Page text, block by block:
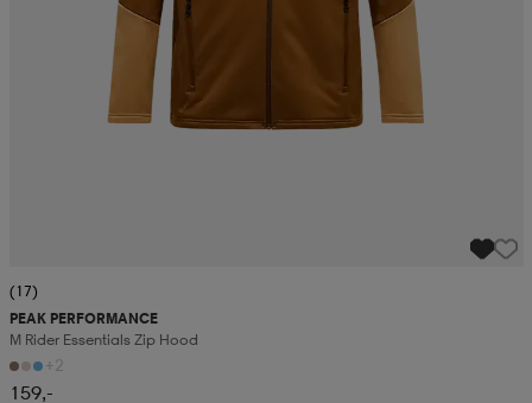
(17)
PEAK PERFORMANCE
M Rider Essentials Zip Hood
+2
159,-